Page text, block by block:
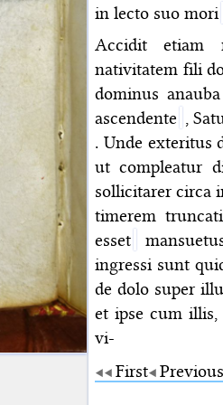
in lecto suo mori
Accidit etiam
nativitatem fili
dominus
ascendente ,
. Unde exteritus
ut compleatur
sollicitarer circa
timerem
esset
ingressi sunt
de dolo super
et ipse cum illis,
vi-
First Previous